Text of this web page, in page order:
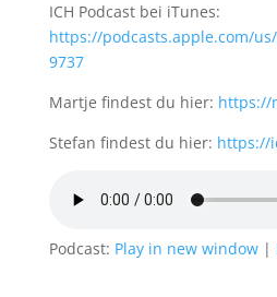
ICH Podcast bei iTunes:
https://podcasts.apple.com/
9737
Martje findest du hier: https://
Stefan findest du hier: https://
Podcast: Play in new window|